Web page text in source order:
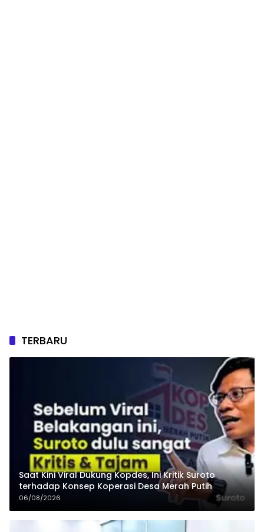
TERBARU
Saat Kini Viral Dukung Kopdes, Ini Kritik Suroto
terhadap Konsep Koperasi Desa Merah Putih
06/08/2026